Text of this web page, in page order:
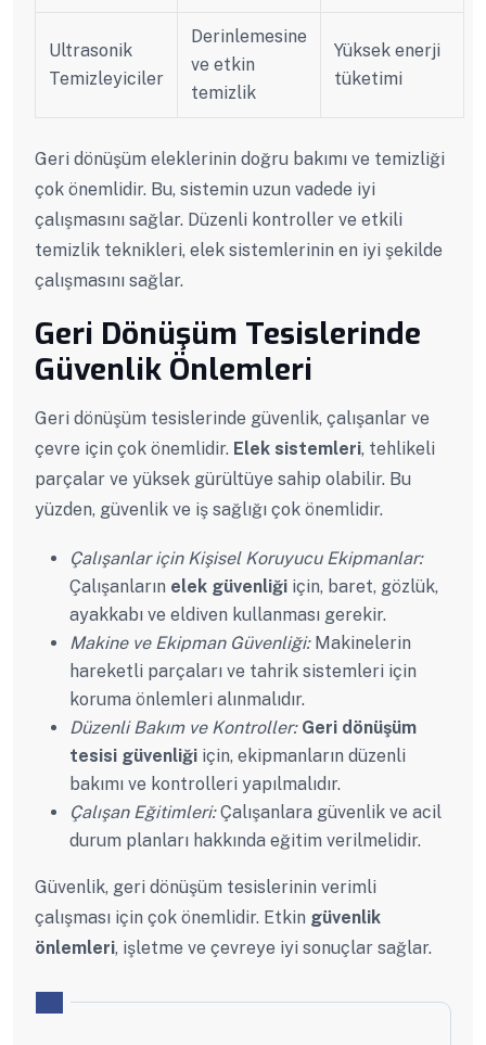
Ultrasonik
Temizleyiciler
Derinlemesine
ve etkin
temizlik
Yüksek enerji
tüketimi
Geri dönüşüm eleklerinin doğru bakımı ve temizliği
çok önemlidir. Bu, sistemin uzun vadede iyi
çalışmasını sağlar. Düzenli kontroller ve etkili
temizlik teknikleri, elek sistemlerinin en iyi şekilde
çalışmasını sağlar.
Geri Dönüşüm Tesislerinde
Güvenlik Önlemleri
Geri dönüşüm tesislerinde güvenlik, çalışanlar ve
çevre için çok önemlidir. Elek sistemleri, tehlikeli
parçalar ve yüksek gürültüye sahip olabilir. Bu
yüzden, güvenlik ve iş sağlığı çok önemlidir.
Çalışanlar için Kişisel Koruyucu Ekipmanlar:
Çalışanların elek güvenliği için, baret, gözlük,
ayakkabı ve eldiven kullanması gerekir.
Makine ve Ekipman Güvenliği:Makinelerin
hareketli parçaları ve tahrik sistemleri için
koruma önlemleri alınmalıdır.
Düzenli Bakım ve Kontroller: Geri dönüşüm
tesisi güvenliği için, ekipmanların düzenli
bakımı ve kontrolleri yapılmalıdır.
Çalışan Eğitimleri:Çalışanlara güvenlik ve acil
durum planları hakkında eğitim verilmelidir.
Güvenlik, geri dönüşüm tesislerinin verimli
çalışması için çok önemlidir. Etkin güvenlik
önlemleri, işletme ve çevreye iyi sonuçlar sağlar.